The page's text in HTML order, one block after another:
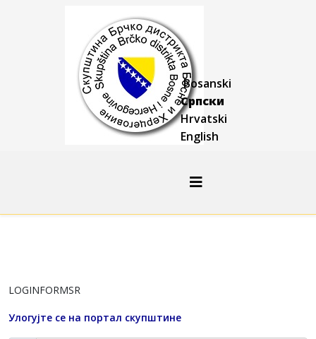
Bosanski
Српски
Hrvatski
English
LOGINFORMSR
Улогујте се на портал скупштине